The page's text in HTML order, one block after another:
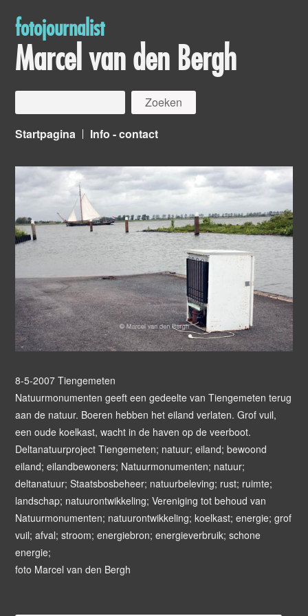
fotojournalist
Marcel van den Bergh
Startpagina Info - contact
8-5-2007 Tiengemeten
Natuurmonumenten geeft een gedeelte van Tiengemeten terug
aan de natuur. Boeren hebben het eiland verlaten. Grof vuil,
een oude koelkast, wacht in de haven op de veerboot.
Deltanatuurproject Tiengemeten; natuur; eiland; bewoond
eiland; eilandbewoners; Natuurmonumenten; natuur;
deltanatuur; Staatsbosbeheer; natuurbeleving; rust; ruimte;
landschap; natuurontwikkeling; Vereniging tot behoud van
Natuurmonumenten; natuurontwikkeling; koelkast; energie; grof
vuil; afval; stroom; energiebron; energieverbruik; schone
energie;
foto Marcel van den Bergh